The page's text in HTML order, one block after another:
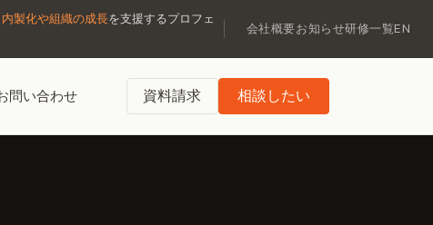
製化や組織の成長を支援するプロフェ
会社概要お知らせ研修一覧EN
問い合わせ 資料請求 相談したい